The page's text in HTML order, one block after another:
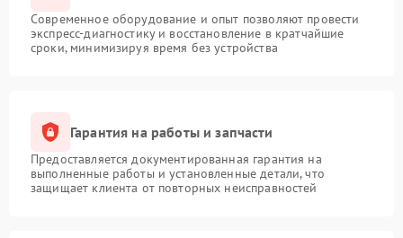
Современное оборудование и опыт позволяют провести
экспресс-диагностику и восстановление в кратчайшие
сроки, минимизируя время без устройства
Гарантия на работы и запчасти
Предоставляется документированная гарантия на
выполненные работы и установленные детали, что
защищает клиента от повторных неисправностей